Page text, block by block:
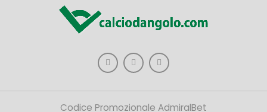
Codice Promozionale AdmiralBet